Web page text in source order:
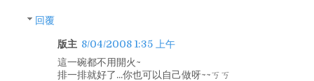
回覆
版主 8/04/2008 1:35 上午
這一碗都不用開火~
排一排就好了...你也可以自己做呀~~ㄎㄎ